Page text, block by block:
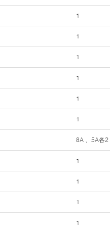
1
1
1
1
1
1
8A 、5A各2
1
1
1
1